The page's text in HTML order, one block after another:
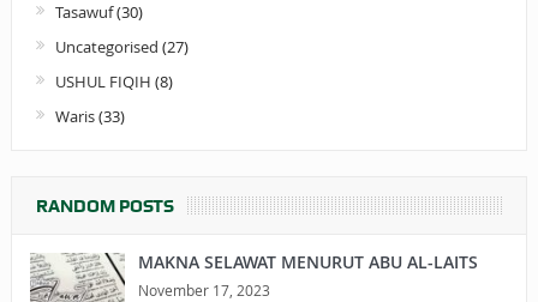
Tasawuf(30)
Uncategorised (27)
USHUL FIQIH (8)
Waris(33)
RANDOM POSTS
MAKNA SELAWAT MENURUT ABU AL-LAITS
November 17, 2023